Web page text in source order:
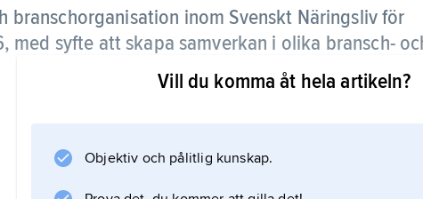
branschorganisation inom Svenskt Näringsliv för
med syfte att skapa samverkan i olika bransch-
Vill du komma åt hela artikeln?
Objektiv och pålitlig kunskap.